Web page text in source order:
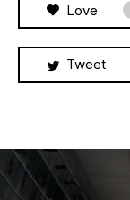
Love
Tweet